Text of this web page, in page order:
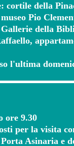
cortile della
Pio
della
l'ultima
ore 9.30
per la visita
Asinaria e